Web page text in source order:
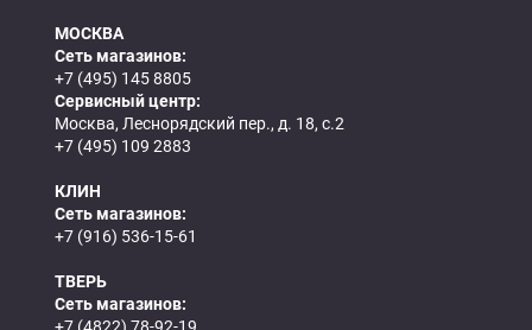
МОСКВА
Сеть магазинов:
+7 (495) 145 8805
Сервисный центр:
Москва, Леснорядский пер., д. 18, с.2
+7 (495) 109 2883
КЛИН
Сеть магазинов:
+7 (916) 536-15-61
ТВЕРЬ
Сеть магазинов: